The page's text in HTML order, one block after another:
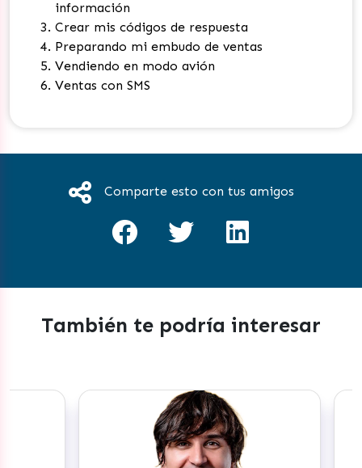
información
Crear mis códigos de respuesta
Preparando mi embudo de ventas
Vendiendo en modo avión
Ventas con SMS
Comparte esto con tus amigos
También te podría interesar